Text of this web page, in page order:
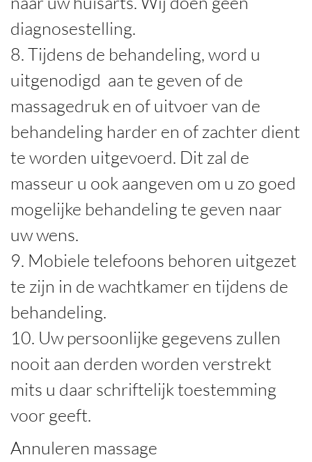
diagnosestelling.
8. Tijdens de behandeling, word u
uitgenodigd aan te geven of de
massagedruk en of uitvoer van de
behandeling harder en of zachter dient
te worden uitgevoerd. Dit zal de
masseur u ook aangeven om u zo goed
mogelijke behandeling te geven naar
uw wens.
9. Mobiele telefoons behoren uitgezet
te zijn in de wachtkamer en tijdens de
behandeling.
10. Uw persoonlijke gegevens zullen
nooit aan derden worden verstrekt
mits u daar schriftelijk toestemming
voor geeft.
Annuleren massage